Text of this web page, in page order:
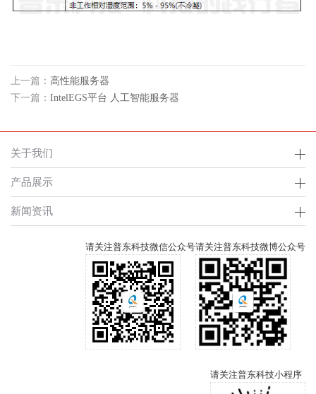
上一篇： 高性能服务器
下一篇： IntelEGS平台 人工智能服务器
关于我们
产品展示
新闻资讯
请关注普东科技微博公众号
请关注普东科技微信公众号
请关注普东科技小程序